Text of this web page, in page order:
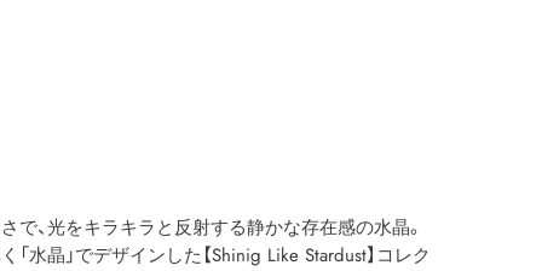
で、光をキラキラと反射する静かな存在感の水晶。
水晶」でデザインした【Shinig Like Stardust】コレク